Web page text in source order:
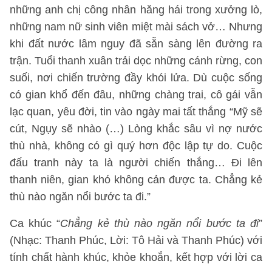
những anh chị công nhân hăng hái trong xưởng lò,
những nam nữ sinh viên miệt mài sách vở… Nhưng
khi đất nước lâm nguy đã sẵn sàng lên đường ra
trận. Tuổi thanh xuân trải dọc những cánh rừng, con
suối, nơi chiến trường đầy khói lửa. Dù cuộc sống
có gian khổ đến đâu, những chàng trai, cô gái vẫn
lạc quan, yêu đời, tin vào ngày mai tất thắng “Mỹ sẽ
cút, Ngụy sẽ nhào (…) Lòng khắc sâu vì nợ nước
thù nhà, không có gì quý hơn độc lập tự do. Cuộc
đấu tranh này ta là người chiến thắng… Đi lên
thanh niên, gian khó không cản được ta. Chẳng kẻ
thù nào ngăn nổi bước ta đi.”
Ca khúc “Chẳng kẻ thù nào ngăn nổi bước ta đi”
(Nhạc: Thanh Phúc, Lời: Tô Hải và Thanh Phúc) với
tính chất hành khúc, khỏe khoắn, kết hợp với lời ca